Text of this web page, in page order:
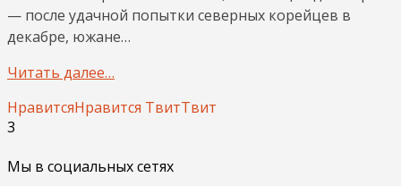
— после удачной попытки северных корейцев в
декабре, южане…
Читать далее…
НравитсяНравится ТвитТвит
3
Мы в социальных сетях